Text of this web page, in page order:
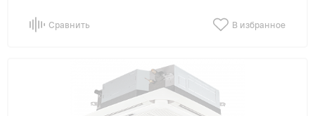
Сравнить В избранное